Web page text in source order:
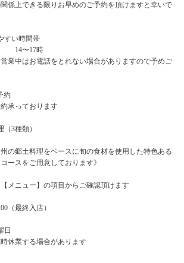
係上できる限りお早めのご予約を頂けますと幸いで
すい時間帯
時
業中はお電話をとれない場合がありますので予めご
約
承っております
3種類）
州の郷土料理をベースに旬の食材を使用した特色ある
ースをご用意しております》
メニュー】の項目からご確認頂けます
（最終入店）
日
休業する場合があります